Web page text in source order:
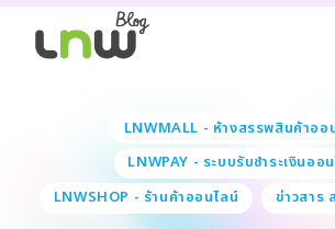
LNWMALL - ห้างสรรพสินค้าออ
LNWPAY - ระบบรับชำระเงินออ
LNWSHOP - ร้านค้าออนไลน์
ข่าวสาร